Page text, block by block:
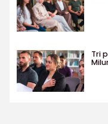
Tri